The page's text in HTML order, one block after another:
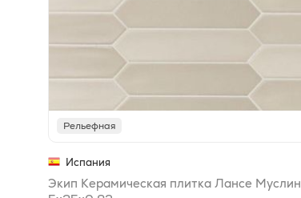
Рельефная
Испания
Экип Керамическая плитка Лансе Муслин